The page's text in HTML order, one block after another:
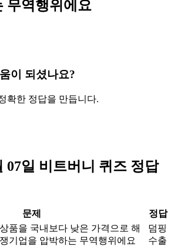
무역행위에요
이 되셨나요?
확한 정답을 만듭니다.
07일 비트버니 퀴즈 정답
문제
정답
품을 국내보다 낮은 가격으로 해
기업을 압박하는 무역행위에요
덤핑
수출